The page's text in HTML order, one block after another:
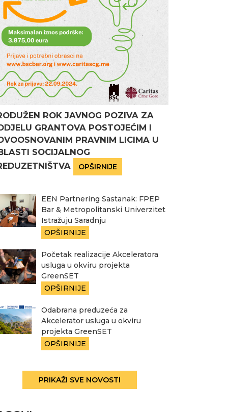
ROK JAVNOG POZIVA ZA
GRANTOVA POSTOJEĆIM I
PRAVNIM LICIMA U
SOCIJALNOG
OPŠIRNIJE
EEN Partnering Sastanak: FPEP
Bar & Metropolitanski Univerzitet
Istražuju Saradnju
OPŠIRNIJE
Početak realizacije Akceleratora
usluga u okviru projekta
GreenSET
OPŠIRNIJE
Odabrana preduzeća za
Akcelerator usluga u okviru
projekta GreenSET
OPŠIRNIJE
PRIKAŽI SVE NOVOSTI